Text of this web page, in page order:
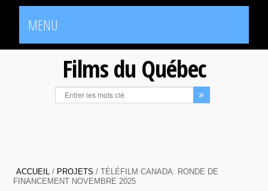
MENU
Films du Québec
ACCUEIL / PROJETS /TÉLÉFILM CANADA: RONDE DE
FINANCEMENT NOVEMBRE 2025